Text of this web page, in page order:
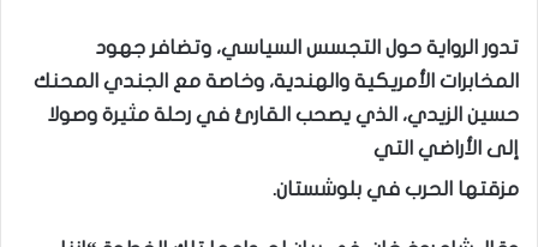
تدور الرواية حول التجسس السياسي، وتضافر جهود
المخابرات الأمريكية والهندية، وخاصة مع الجندي المحنك
حسين الزيدي، الذي يصحب القارئ في رحلة مثيرة وصولا
إلى الأراضي التي
مزقتها الحرب في بلوشستان.